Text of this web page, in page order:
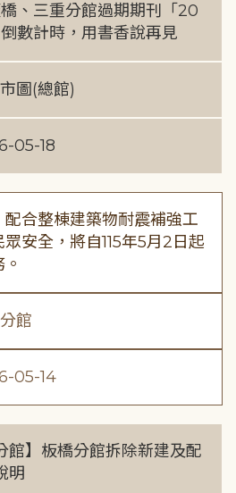
橋、三重分館過期期刊「20
數計時，用書香說再見
圖(總館)
05-18
配合整棟建築物耐震補強工
安全，將自115年5月2日起
館
05-14
館】板橋分館拆除新建及配
明